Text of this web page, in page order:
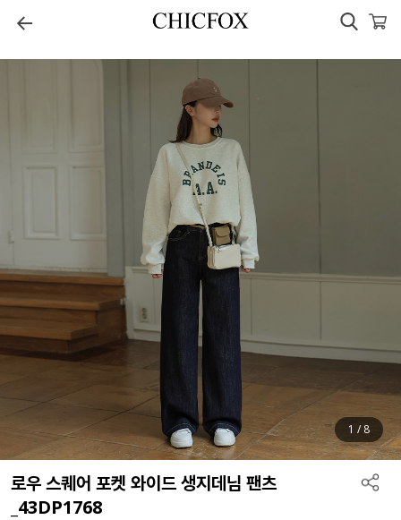
1 /8
로우 스퀘어 포켓 와이드 생지데님 팬츠
_43DP1768